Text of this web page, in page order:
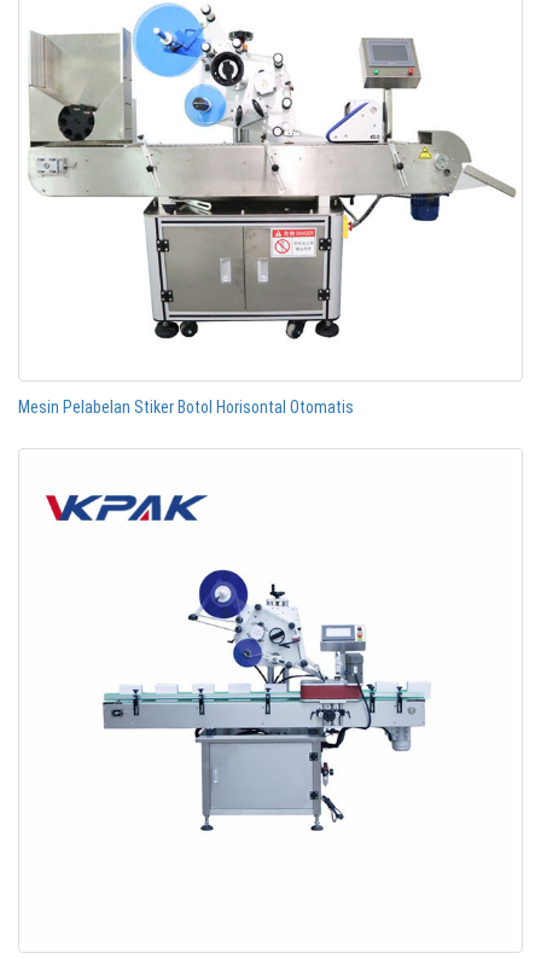
Mesin Pelabelan Stiker Botol Horisontal Otomatis